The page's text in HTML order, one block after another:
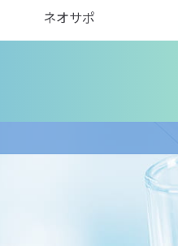
ネオサポ